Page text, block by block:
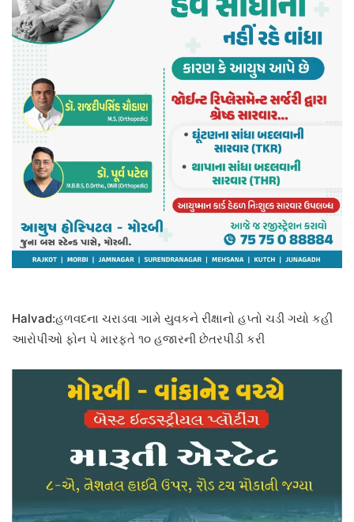
Halvad:હળવદના ચરાડવા ગામે યુવકને રીક્ષાનો હપ્તો ચડી ગયો કહી
આરોપીઓ ફોન પે મારફતે ૧૦ હજારની છેતરપીંડી કરી